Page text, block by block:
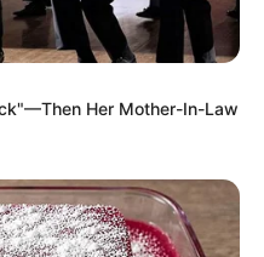
Her Mother-In-Law